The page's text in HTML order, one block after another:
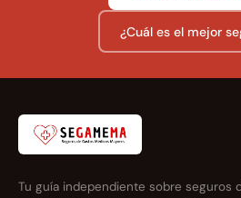
¿Cuál es el mejor
Tu guía independiente sobre seguros